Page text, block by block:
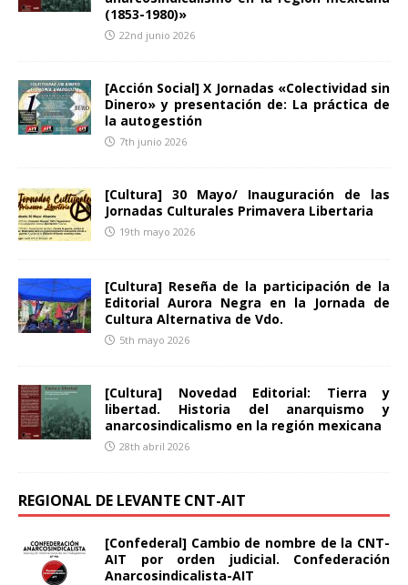
(1853-1980)»
22nd junio 2026
[Acción Social] X Jornadas «Colectividad sin
Dinero» y presentación de: La práctica de
la autogestión
7th junio 2026
[Cultura] 30 Mayo/ Inauguración de las
Jornadas Culturales Primavera Libertaria
19th mayo 2026
[Cultura] Reseña de la participación de la
Editorial Aurora Negra en la Jornada de
Cultura Alternativa de Vdo.
5th mayo 2026
[Cultura] Novedad Editorial: Tierra y
libertad. Historia del anarquismo y
anarcosindicalismo en la región mexicana
28th abril 2026
REGIONAL DE LEVANTE CNT-AIT
[Confederal] Cambio de nombre de la CNT-
AIT por orden judicial. Confederación
Anarcosindicalista-AIT